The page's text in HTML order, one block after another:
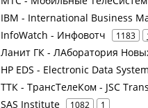
IBM - International Business
InfoWatch - Инфовотч 1183
Ланит ГК - ЛАборатория
HP EDS - Electronic Data
ТТК - ТрансТелеКом - JSC
SAS Institute 1082 1